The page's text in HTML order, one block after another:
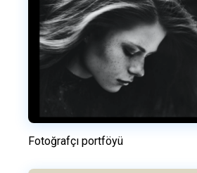
Fotoğrafçı portföyü